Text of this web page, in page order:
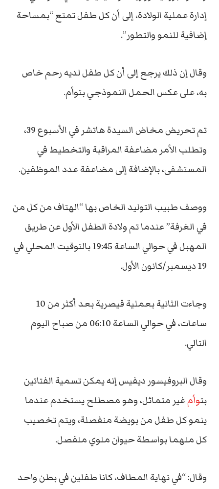
إدارة عملية الولادة، إلى أن كل طفل تمتع “بمساحة
إضافية للنمو والتطور”.
وقال إن ذلك يرجع إلى أن كل طفل لديه رحم خاص
به، على عكس الحمل النموذجي بتوأم.
تم تحريض مخاض السيدة هاتشر في الأسبوع 39،
وتطلب الأمر مضاعفة المراقبة والتخطيط في
المستشفى، بالإضافة إلى مضاعفة عدد الموظفين.
ووصف طبيب التوليد الخاص بها “الهتاف من كل من
في الغرفة” عندما تم ولادة الطفل الأول عن طريق
المهبل في حوالي الساعة 19:45 بالتوقيت المحلي في
19 ديسمبر/كانون الأول.
وجاءت الثانية بعملية قيصرية بعد أكثر من 10
ساعات، في حوالي الساعة 06:10 من صباح اليوم
التالي.
وقال البروفيسور ديفيس إنه يمكن تسمية الفتاتين
بتوأمغير متماثل، وهو مصطلح يستخدم عندما
ينمو كل طفل من بويضة منفصلة، ويتم تخصيب
كل منهما بواسطة حيوان منوي منفصل.
وقال: “في نهاية المطاف، كانا طفلين في بطن واحد